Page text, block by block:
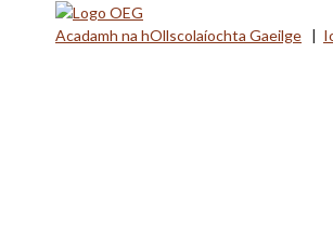
Acadamh na hOllscolaíochta Gaeilge |